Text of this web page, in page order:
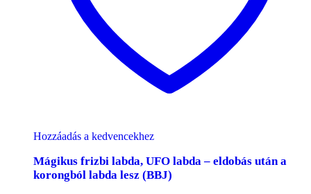
Hozzáadás a kedvencekhez
Mágikus frizbi labda, UFO labda – eldobás után a
korongból labda lesz (BBJ)